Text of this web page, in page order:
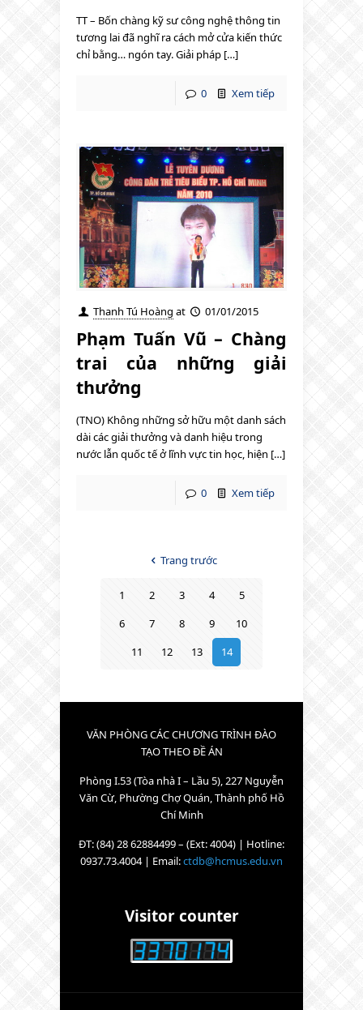
TT – Bốn chàng kỹ sư công nghệ thông tin
tương lai đã nghĩ ra cách mở cửa kiến thức
chỉ bằng… ngón tay. Giải pháp […]
0 Xem tiếp
Thanh Tú Hoàng at 01/01/2015
Phạm Tuấn Vũ – Chàng
trai của những giải
thưởng
(TNO) Không những sở hữu một danh sách
dài các giải thưởng và danh hiệu trong
nước lẫn quốc tế ở lĩnh vực tin học, hiện […]
0 Xem tiếp
Trang trước
1 2 3 4
5
6
7 8 9
10
11
12 13 14
VĂN PHÒNG CÁC CHƯƠNG TRÌNH ĐÀO
TẠO THEO ĐỀ ÁN
Phòng I.53 (Tòa nhà I – Lầu 5), 227 Nguyễn
Văn Cừ, Phường Chợ Quán, Thành phố Hồ
Chí Minh
ĐT: (84) 28 62884499 – (Ext: 4004) | Hotline:
0937.73.4004 | Email:ctdb@hcmus.edu.vn
Visitor counter